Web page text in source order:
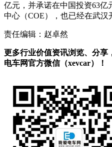
亿元，并承诺在中国投资63
中心（COE），也已经在武汉
责任编辑：赵卓然
更多行业价值资讯浏览、分享
电车网官方微信（xevcar）！